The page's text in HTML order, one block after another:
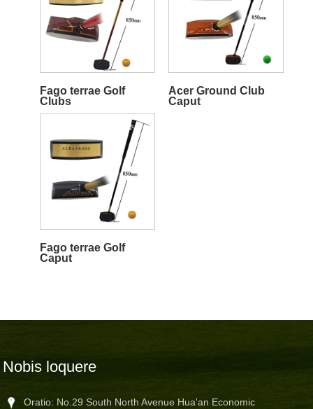
Fago terrae Golf
Clubs
Acer Ground Club
Caput
Fago terrae Golf
Caput
Nobis loquere
Oratio: No.29 South North Avenue Hua'an Economic